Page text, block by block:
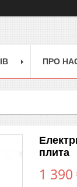
ПРО
плита
1 390